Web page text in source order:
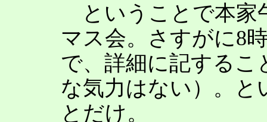
ということで本家
マス会。さすがに8
で、詳細に記する
な気力はない）。
とだけ。